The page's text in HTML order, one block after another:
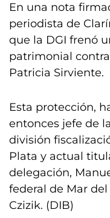
En una nota
periodista de
que la DGI frenó
patrimonial
Patricia Sirviente.
Esta protección,
entonces jefe de la
división
Plata y actual
delegación,
federal de Mar
Czizik. (DIB)